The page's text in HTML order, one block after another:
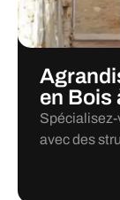
en Bois
Spécialisez-
avec des